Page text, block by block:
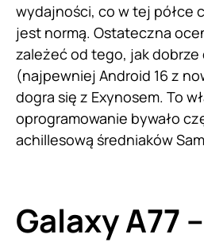
wydajności, co w tej półce
jest normą. Ostateczna
zależeć od tego, jak dobrze
(najpewniej Android 16 z
dogra się z Exynosem. To
oprogramowanie bywało
achillesową średniaków
Galaxy A77